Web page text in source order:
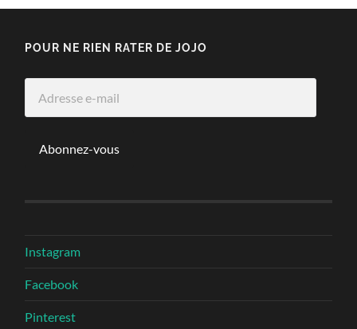
POUR NE RIEN RATER DE JOJO
Abonnez-vous
Instagram
Facebook
Pinterest